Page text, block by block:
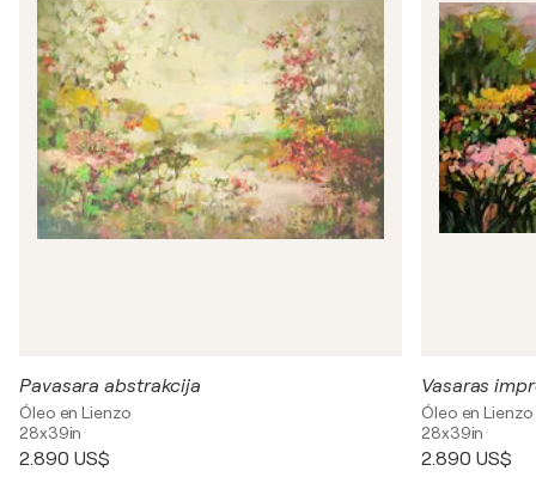
Pavasara abstrakcija
Óleo en Lienzo
28x39in
2.890 US$
Vasaras
Óleo en Lienzo
28x39in
2.890 US$